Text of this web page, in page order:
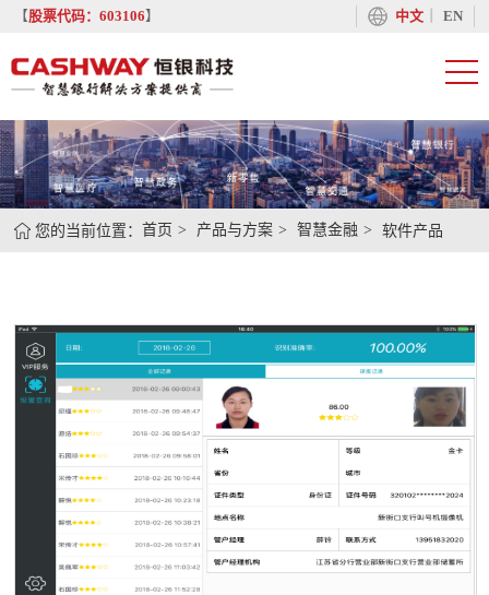
【股票代码：603106】 中文丨 EN
您的当前位置：首页 产品与方案 智慧金融 软件产品